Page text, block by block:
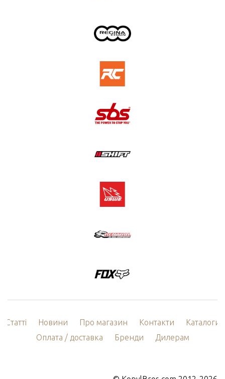
Статті Новини Про магазин Контакти
Каталоги
Оплата / доставка
Бренди Дилерам